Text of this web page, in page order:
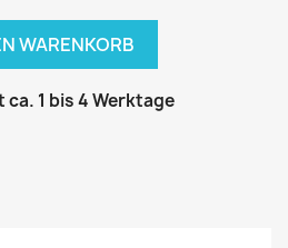
WARENKORB
1 bis 4 Werktage